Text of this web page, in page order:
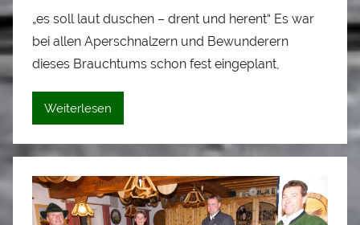
n
L
o
i
„es soll laut duschen – drent und herent“ Es war
bei allen Aperschnalzern und Bewunderern
dieses Brauchtums schon fest eingeplant,
Weiterlesen